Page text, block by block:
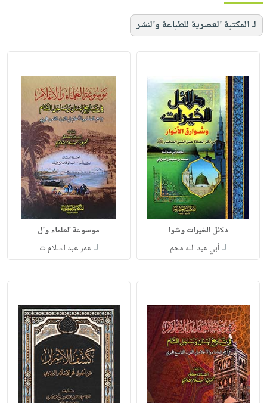
لـ المكتبة العصرية للطباعة والنشر
دلائل الخيرات وشوا
لـأبي عبد الله محم
موسوعة العلماء وال
لـعمر عبد السلام ت